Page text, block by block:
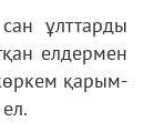
ұлттарды
елдермен
қарым-